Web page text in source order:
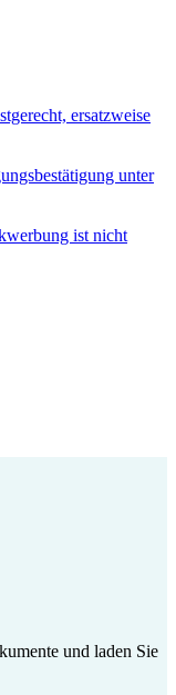
ersatzweise
unter
ist nicht
und laden Sie